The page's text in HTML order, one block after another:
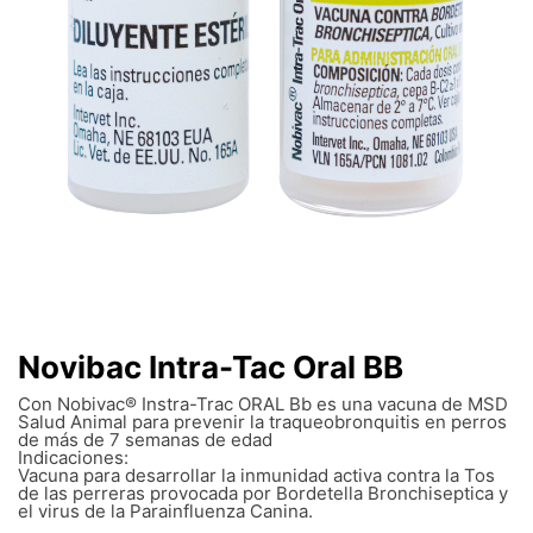
Novibac Intra-Tac Oral BB
Con Nobivac® Instra-Trac ORAL Bb es una vacuna de MSD
Salud Animal para prevenir la traqueobronquitis​ en perros
de más de 7 semanas de edad
Indicaciones:
Vacuna para desarrollar la inmunidad activa contra la Tos
de las perreras provocada por Bordetella Bronchiseptica y
el virus de la Parainfluenza Canina.